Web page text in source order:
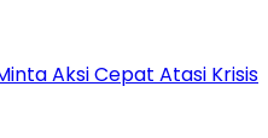
Aksi Cepat Atasi Krisis